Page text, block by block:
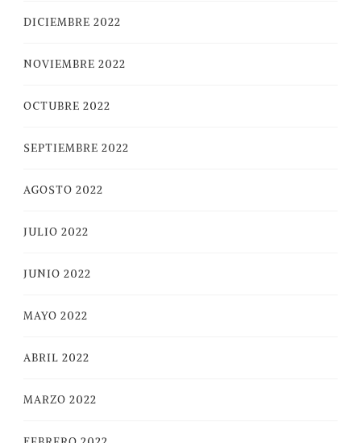
DICIEMBRE 2022
NOVIEMBRE 2022
OCTUBRE 2022
SEPTIEMBRE 2022
AGOSTO 2022
JULIO 2022
JUNIO 2022
MAYO 2022
ABRIL 2022
MARZO 2022